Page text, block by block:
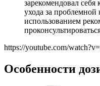
зарекомендовал себя
ухода за проблемной
использованием
https://youtube.com/
Особенности